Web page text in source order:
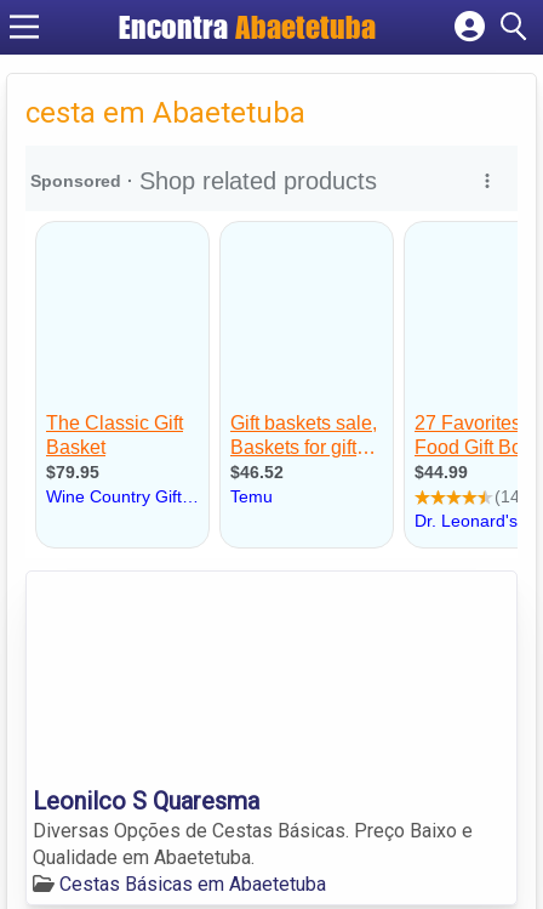
Encontra Abaetetuba
Cadastrar empresa
Criar conta
cesta em Abaetetuba
Leonilco S Quaresma
Diversas Opções de Cestas Básicas. Preço Baixo e
Qualidade em Abaetetuba.
Cestas Básicas em Abaetetuba